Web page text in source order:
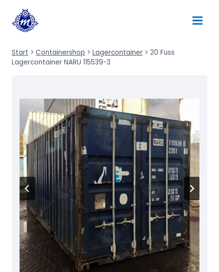
Inhalt
springen
Start > Containershop > Lagercontainer > 20 Fuss
Lagercontainer NARU 115539-3